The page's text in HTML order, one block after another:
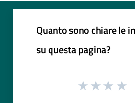
Quanto sono chiare le
su questa pagina?